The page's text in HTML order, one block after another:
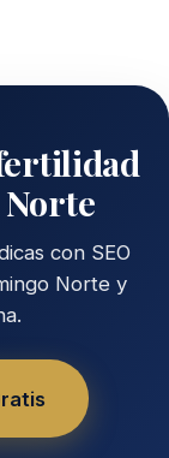
con SEO
Norte y